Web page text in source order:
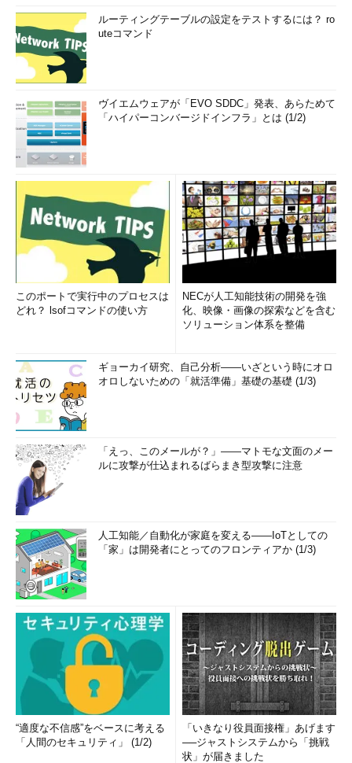
ルーティングテーブルの設定をテストするには？ ro
uteコマンド
ヴイエムウェアが「EVO SDDC」発表、あらためて
「ハイパーコンバージドインフラ」とは (1/2)
このポートで実行中のプロセスは
どれ？ lsofコマンドの使い方
NECが人工知能技術の開発を強
化、映像・画像の探索などを含む
ソリューション体系を整備
ギョーカイ研究、自己分析――いざという時にオロ
オロしないための「就活準備」基礎の基礎 (1/3)
「えっ、このメールが？」――マトモな文面のメー
ルに攻撃が仕込まれるばらまき型攻撃に注意
人工知能／自動化が家庭を変える――IoTとしての
「家」は開発者にとってのフロンティアか (1/3)
“適度な不信感”をベースに考える
「人間のセキュリティ」 (1/2)
「いきなり役員面接権」あげます
──ジャストシステムから「挑戦
状」が届きました